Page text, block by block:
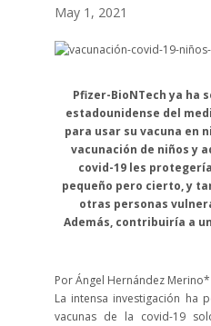
May 1, 2021
Pfizer-BioNTech ya ha
estadounidense del
para usar su vacuna en
vacunación de niños y
covid-19 les
pequeño pero cierto, y
otras personas
Además, contribuiría a
Por Ángel Hernández Merino*
La intensa investigación ha
vacunas de la covid-19